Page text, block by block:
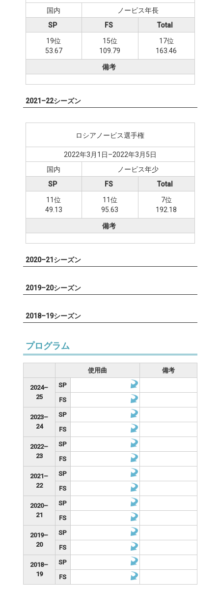
国内
ノービス年長
SP
19位
53.67
FS
15位
109.79
Total
17位
163.46
備考
2021–22シーズン
ロシアノービス選手権
2022年3月1日–2022年3月5日
国内
ノービス年少
SP
11位
49.13
FS
11位
95.63
Total
7位
192.18
備考
2020–21シーズン
2019–20シーズン
2018–19シーズン
プログラム
使用曲 備考
2024–
25
SP
FS
2023–
24
SP
FS
2022–
23
SP
FS
2021–
22
SP
FS
2020–
21
SP
FS
2019–
20
SP
FS
2018–
19
SP
FS